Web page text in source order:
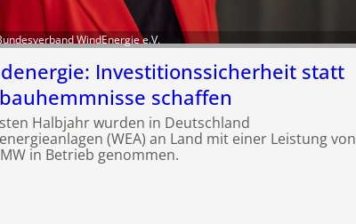
WindEnergie e.V.
Investitionssicherheit statt
schaffen
Halbjahr wurden in Deutschland
(WEA) an Land mit einer Leistung von
in Betrieb genommen.